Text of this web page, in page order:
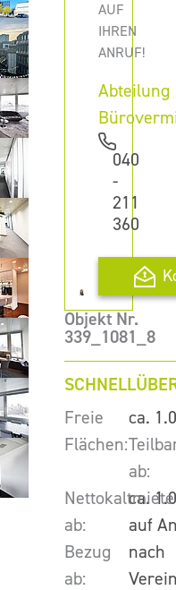
AUF
IHREN
ANRUF!
Abteilung
040
-
211
360
Objekt Nr.
339_1081_8
Freie
Flächen:
ca.
ab:
ca.
Nettokaltmiete
ab:
auf
Bezug
ab:
nach